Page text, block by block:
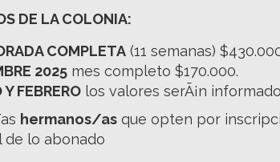
DE LA COLONIA:
COMPLETA (11 semanas)
2025 mes completo $170.000.
Y FEBRERO los valores serÃ¡n
hermanos/as que opten por
de lo abonado